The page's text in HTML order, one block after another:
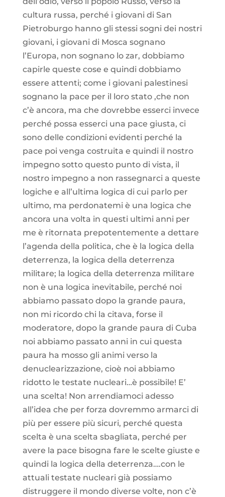
cultura russa, perché i giovani di San
Pietroburgo hanno gli stessi sogni dei nostri
giovani, i giovani di Mosca sognano
l’Europa, non sognano lo zar, dobbiamo
capirle queste cose e quindi dobbiamo
essere attenti; come i giovani palestinesi
sognano la pace per il loro stato ,che non
c’è ancora, ma che dovrebbe esserci invece
perché possa esserci una pace giusta, ci
sono delle condizioni evidenti perché la
pace poi venga costruita e quindi il nostro
impegno sotto questo punto di vista, il
nostro impegno a non rassegnarci a queste
logiche e all’ultima logica di cui parlo per
ultimo, ma perdonatemi è una logica che
ancora una volta in questi ultimi anni per
me è ritornata prepotentemente a dettare
l’agenda della politica, che è la logica della
deterrenza, la logica della deterrenza
militare; la logica della deterrenza militare
non è una logica inevitabile, perché noi
abbiamo passato dopo la grande paura,
non mi ricordo chi la citava, forse il
moderatore, dopo la grande paura di Cuba
noi abbiamo passato anni in cui questa
paura ha mosso gli animi verso la
denuclearizzazione, cioè noi abbiamo
ridotto le testate nucleari…è possibile! E’
una scelta! Non arrendiamoci adesso
all’idea che per forza dovremmo armarci di
più per essere più sicuri, perché questa
scelta è una scelta sbagliata, perché per
avere la pace bisogna fare le scelte giuste e
quindi la logica della deterrenza….con le
attuali testate nucleari già possiamo
distruggere il mondo diverse volte, non c’è